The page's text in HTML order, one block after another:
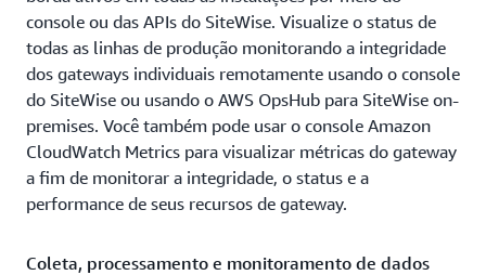
console ou das APIs do SiteWise. Visualize o status de
todas as linhas de produção monitorando a integridade
dos gateways individuais remotamente usando o console
do SiteWise ou usando o AWS OpsHub para SiteWise on-
premises. Você também pode usar o console Amazon
CloudWatch Metrics para visualizar métricas do gateway
a fim de monitorar a integridade, o status e a
performance de seus recursos de gateway.
Coleta, processamento e monitoramento de dados